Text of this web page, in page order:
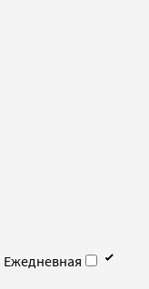
Ежедневная